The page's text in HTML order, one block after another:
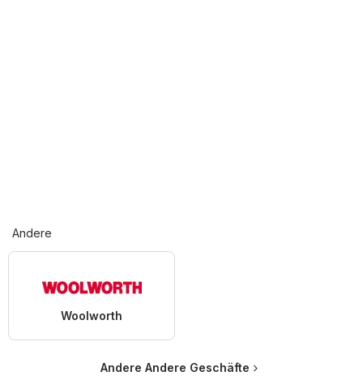
Andere
Woolworth
Andere Andere Geschäfte